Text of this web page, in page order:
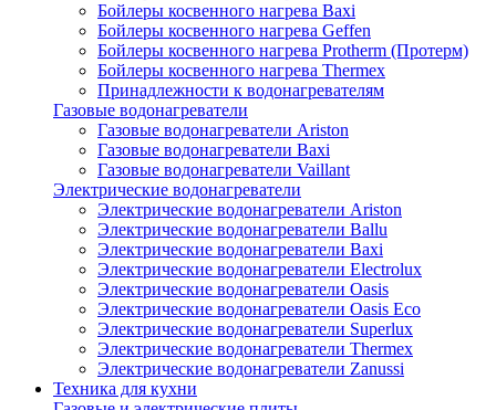
Бойлеры косвенного нагрева Baxi
Бойлеры косвенного нагрева Geffen
Бойлеры косвенного нагрева Protherm (Протерм)
Бойлеры косвенного нагрева Thermex
Принадлежности к водонагревателям
Газовые водонагреватели
Газовые водонагреватели Ariston
Газовые водонагреватели Baxi
Газовые водонагреватели Vaillant
Электрические водонагреватели
Электрические водонагреватели Ariston
Электрические водонагреватели Ballu
Электрические водонагреватели Baxi
Электрические водонагреватели Electrolux
Электрические водонагреватели Oasis
Электрические водонагреватели Oasis Eco
Электрические водонагреватели Superlux
Электрические водонагреватели Thermex
Электрические водонагреватели Zanussi
Техника для кухни